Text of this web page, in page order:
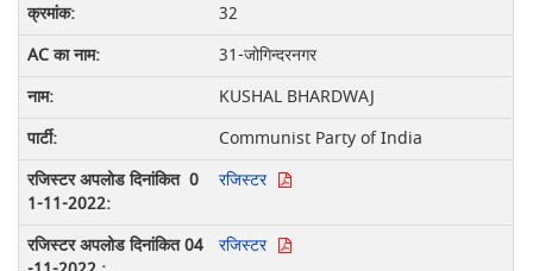
32
31-जोगिन्दरनगर
KUSHAL BHARDWAJ
Communist Party of India
रजिस्टर
रजिस्टर